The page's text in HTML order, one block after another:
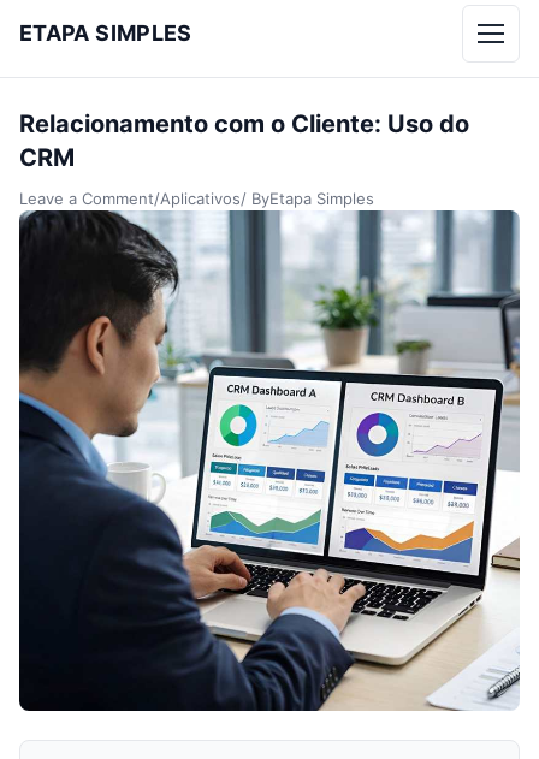
ETAPA SIMPLES Menu
Relacionamento com o Cliente: Uso do
CRM
Leave a Comment/Aplicativos/ ByEtapa Simples